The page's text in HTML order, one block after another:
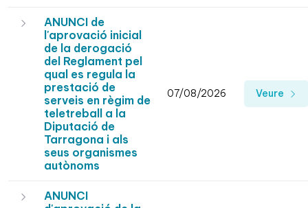
ANUNCI de
l'aprovació inicial
de la derogació
del Reglament pel
qual es regula la
prestació de
serveis en règim de
teletreball a la
Diputació de
Tarragona i als
seus organismes
autònoms
07/08/2026 Veure
ANUNCI